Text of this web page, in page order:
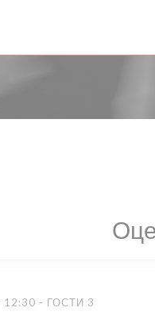
12:30 - ГОСТИ 3